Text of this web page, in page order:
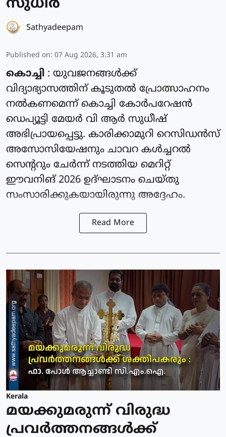
സുധീർ
Sathyadeepam
Published on: 07 Aug 2026, 3:31 am
കൊച്ചി : യുവജനങ്ങൾക്ക്
വിദ്യാഭ്യാസത്തിന് കൂടുതൽ പ്രോത്സാഹനം
നൽകണമെന്ന് കൊച്ചി കോർപറേഷൻ
ഡെപ്യൂട്ടി മേയർ വി ആർ സുധീഷ്
അഭിപ്രായപ്പെട്ടു. കാരിക്കാമുറി റെസിഡൻസ്
അസോസിയേഷനും ചാവറ കൾച്ചറൽ
സെന്ററും ചേർന്ന് നടത്തിയ മെറിറ്റ്
ഈവനിങ് 2026 ഉദ്ഘാടനം ചെയ്തു
സംസാരിക്കുകയായിരുന്നു അദ്ദേഹം.
Read More
Kerala
മയക്കുമരുന്ന് വിരുദ്ധ
പ്രവർത്തനങ്ങൾക്ക്